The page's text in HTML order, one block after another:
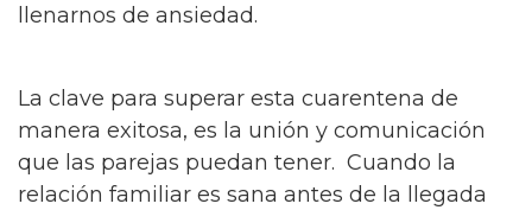
llenarnos de ansiedad.
La clave para superar esta cuarentena de
manera exitosa, es la unión y comunicación
que las parejas puedan tener. Cuando la
relación familiar es sana antes de la llegada